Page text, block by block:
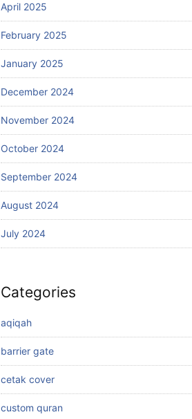
April 2025
February 2025
January 2025
December 2024
November 2024
October 2024
September 2024
August 2024
July 2024
Categories
aqiqah
barrier gate
cetak cover
custom quran